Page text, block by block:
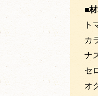
■
ト
カ
ナ
セ
オ